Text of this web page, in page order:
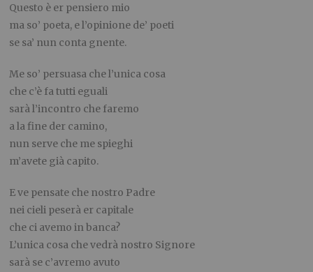
Questo è er pensiero mio
ma so’ poeta, e l’opinione de’ poeti
se sa’ nun conta gnente.
Me so’ persuasa che l’unica cosa
che c’è fa tutti eguali
sarà l’incontro che faremo
a la fine der camino,
nun serve che me spieghi
m’avete già capito.
E ve pensate che nostro Padre
nei cieli peserà er capitale
che ci avemo in banca?
L’unica cosa che vedrà nostro Signore
sarà se c’avremo avuto